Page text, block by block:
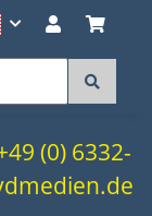
(0) 6332-